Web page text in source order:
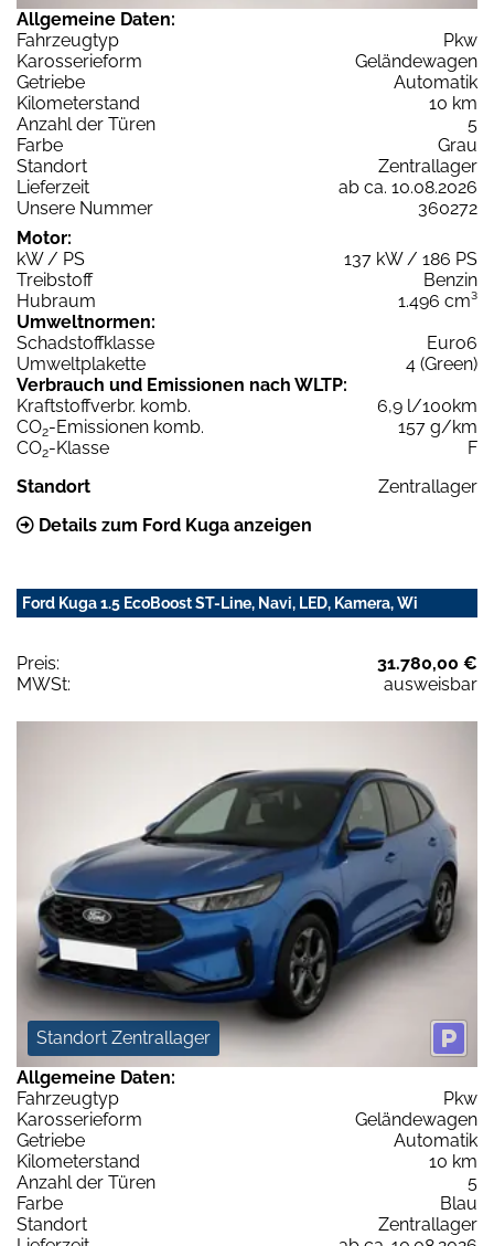
Allgemeine Daten:
Fahrzeugtyp
Pkw
Karosserieform
Geländewagen
Getriebe
Automatik
Kilometerstand
10 km
Anzahl der Türen
5
Farbe
Grau
Standort
Zentrallager
Lieferzeit
ab ca. 10.08.2026
Unsere Nummer
360272
Motor:
kW / PS
137 kW / 186 PS
Treibstoff
Benzin
Hubraum
1.496 cm³
Umweltnormen:
Schadstoffklasse
Euro6
Umweltplakette
4 (Green)
Verbrauch und Emissionen nach WLTP:
Kraftstoffverbr. komb.
6,9 l/100km
CO2-Emissionen komb.
157 g/km
CO2-Klasse
F
Standort
Zentrallager
Details zum Ford Kuga anzeigen
Ford Kuga 1.5 EcoBoost ST-Line, Navi, LED, Kamera, Wi
Preis:
31.780,00 €
MWSt:
ausweisbar
Standort Zentrallager
Allgemeine Daten:
Fahrzeugtyp
Pkw
Karosserieform
Geländewagen
Getriebe
Automatik
Kilometerstand
10 km
Anzahl der Türen
5
Farbe
Blau
Standort
Zentrallager